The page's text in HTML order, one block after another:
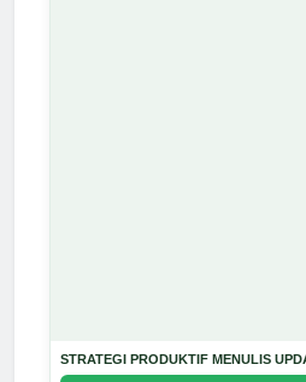
STRATEGI PRODUKTIF MENULIS